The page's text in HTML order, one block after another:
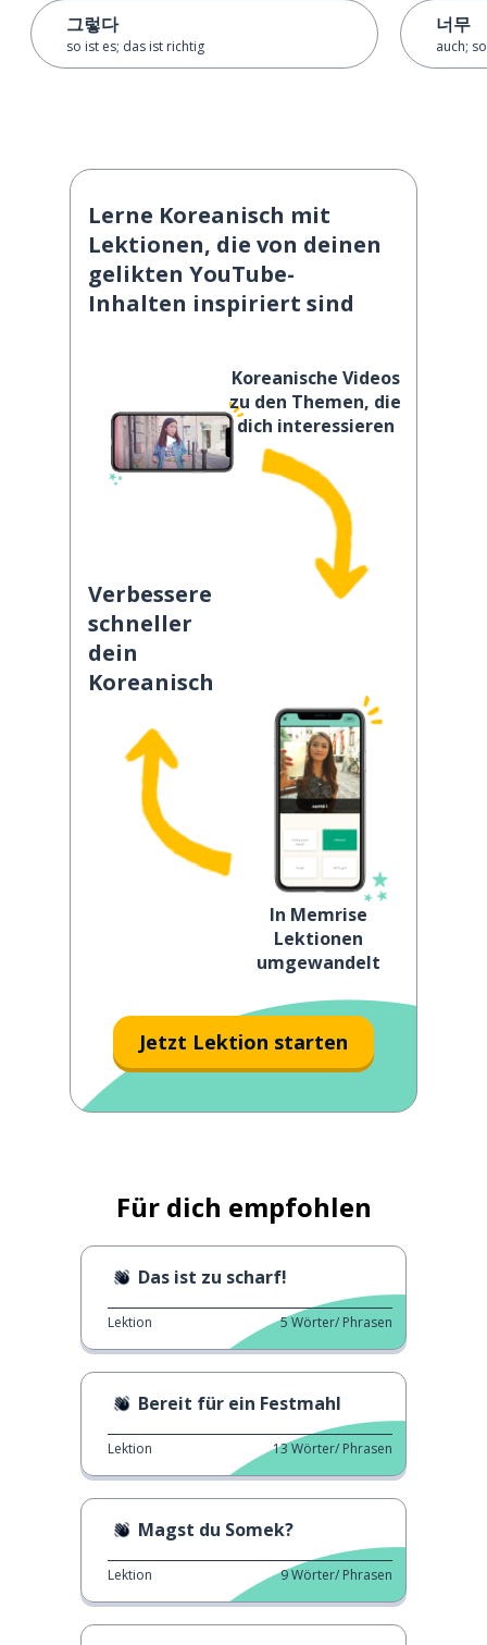
그렇다
so ist es; das ist richtig
너무
auch; so
Lerne Koreanisch mit
Lektionen, die von deinen
gelikten YouTube-
Inhalten inspiriert sind
Koreanische Videos
zu den Themen, die
dich interessieren
Verbessere
schneller
dein
Koreanisch
In Memrise
Lektionen
umgewandelt
Jetzt Lektion starten
Für dich empfohlen
Das ist zu scharf!
Lektion 5Wörter/ Phrasen
Bereit für ein Festmahl
Lektion 13Wörter/ Phrasen
Magst du Somek?
Lektion 9Wörter/ Phrasen